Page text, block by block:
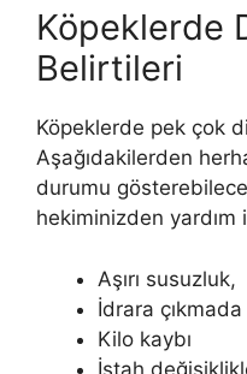
Köpeklerde
Belirtileri
Köpeklerde pek çok
Aşağıdakilerden
durumu
hekiminizden yardım
Aşırı susuzluk,
İdrara çıkmada
Kilo kaybı
İştah